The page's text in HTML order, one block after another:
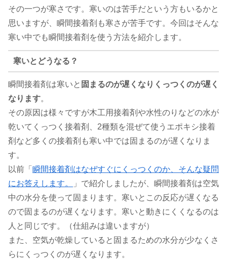
その一つが寒さです。寒いのは苦手だという方もいるかと
思いますが、瞬間接着剤も寒さが苦手です。今回はそんな
寒い中でも瞬間接着剤を使う方法を紹介します。
寒いとどうなる？
瞬間接着剤は寒いと 固まるのが遅くなりくっつくのが遅く
なります。
その原因は様々ですが木工用接着剤や水性のりなどの水が
乾いてくっつく接着剤、2種類を混ぜて使うエポキシ接着
剤など多くの接着剤も寒い中では固まるのが遅くなりま
す。
以前「 瞬間接着剤はなぜすぐにくっつくのか、そんな疑問
にお答えします。
」で紹介しましたが、瞬間接着剤は空気
中の水分を使って固まります。寒いとこの反応が遅くなる
ので固まるのが遅くなります。寒いと動きにくくなるのは
人と同じです。（仕組みは違いますが）
また、空気が乾燥していると固まるための水分が少なくさ
らにくっつくのが遅くなります。